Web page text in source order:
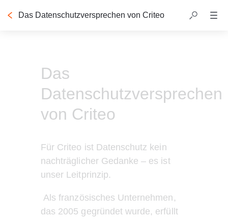
Das Datenschutzversprechen von Criteo
Das
Datenschutzversprechen
von Criteo
Für Criteo ist Datenschutz kein
nachträglicher Gedanke – es ist
unser Leitprinzip.
Als französisches Unternehmen,
das 2005 gegründet wurde, erfüllt